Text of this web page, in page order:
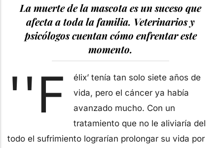
La muerte de la mascota es un suceso que
afecta a toda la familia. Veterinarios y
psicólogos cuentan cómo enfrentar este
momento.
''F
élix’ tenía tan solo siete años de
vida, pero el cáncer ya había
avanzado mucho. Con un
tratamiento que no le aliviaría del
todo el sufrimiento lograrían prolongar su vida por